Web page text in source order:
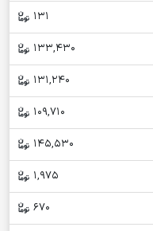
131
133,430
131,240
109,710
145,530
1,975
670